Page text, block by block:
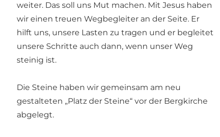
weiter. Das soll uns Mut machen. Mit Jesus haben
wir einen treuen Wegbegleiter an der Seite. Er
hilft uns, unsere Lasten zu tragen und er begleitet
unsere Schritte auch dann, wenn unser Weg
steinig ist.
Die Steine haben wir gemeinsam am neu
gestalteten „Platz der Steine“ vor der Bergkirche
abgelegt.